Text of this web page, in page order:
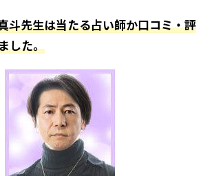
斗先生は当たる占い師か口コミ・評
した。